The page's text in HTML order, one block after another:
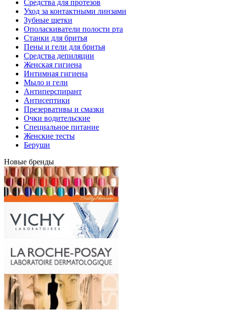
Средства для протезов
Уход за контактными линзами
Зубные щетки
Ополаскиватели полости рта
Станки для бритья
Пены и гели для бритья
Средства депиляции
Женская гигиена
Интимная гигиена
Мыло и гели
Антиперспирант
Антисептики
Презервативы и смазки
Очки водительские
Специальное питание
Женские тесты
Беруши
Новые бренды